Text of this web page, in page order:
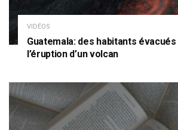
VIDÉOS
Guatemala: des habitants
l’éruption d’un volcan